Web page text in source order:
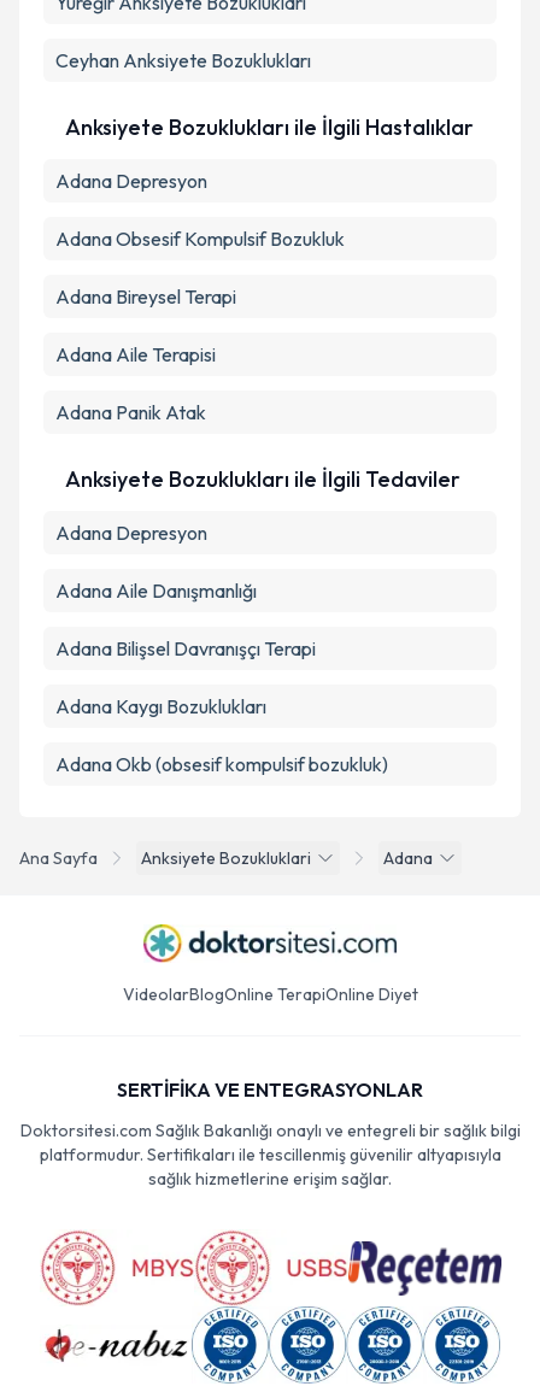
Ana Sayfa Anksiyete Bozukluklari Adana
Ceyhan Anksiyete Bozuklukları
Anksiyete Bozuklukları ile İlgili Hastalıklar
Adana Depresyon
Adana Obsesif Kompulsif Bozukluk
Adana Bireysel Terapi
Adana Aile Terapisi
Adana Panik Atak
Anksiyete Bozuklukları ile İlgili Tedaviler
Adana Depresyon
Adana Aile Danışmanlığı
Adana Bilişsel Davranışçı Terapi
Adana Kaygı Bozuklukları
Adana Okb (obsesif kompulsif bozukluk)
VideolarBlogOnline TerapiOnline Diyet
SERTİFİKA VE ENTEGRASYONLAR
Doktorsitesi.com Sağlık Bakanlığı onaylı ve entegreli bir sağlık bilgi
platformudur. Sertifikaları ile tescillenmiş güvenilir altyapısıyla
sağlık hizmetlerine erişim sağlar.